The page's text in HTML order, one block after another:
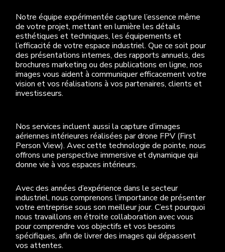
Notre équipe expérimentée capture l’essence même
de votre projet, mettant en lumière les détails
esthétiques et techniques, les équipements et
l’efficacité de votre espace industriel. Que ce soit pour
des présentations internes, des rapports annuels, des
brochures marketing ou des publications en ligne, nos
images vous aident à communiquer efficacement votre
vision et vos réalisations à vos partenaires, clients et
investisseurs.
Nos services incluent aussi la capture d’images
aériennes intérieures réalisées par drone FPV (First
Person View). Avec cette technologie de pointe, nous
offrons une perspective immersive et dynamique qui
donne vie à vos espaces intérieurs.
Avec des années d’expérience dans le secteur
industriel, nous comprenons l’importance de présenter
votre entreprise sous son meilleur jour. C’est pourquoi
nous travaillons en étroite collaboration avec vous
pour comprendre vos objectifs et vos besoins
spécifiques, afin de livrer des images qui dépassent
vos attentes.